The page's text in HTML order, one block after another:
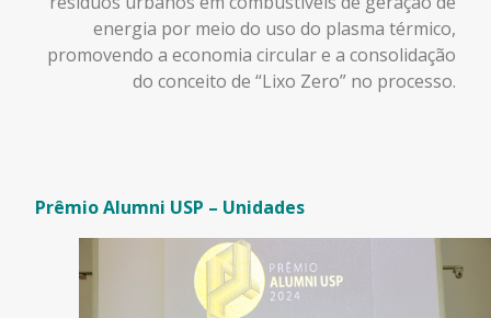
energia por meio do uso do plasma térmico,
promovendo a economia circular e a consolidação
do conceito de “Lixo Zero” no processo.
Prêmio Alumni USP – Unidades